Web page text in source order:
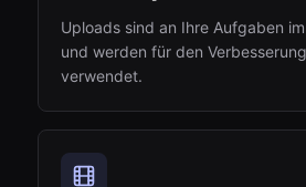
Uploads sind an Ihre Aufgaben
und werden für den
verwendet.